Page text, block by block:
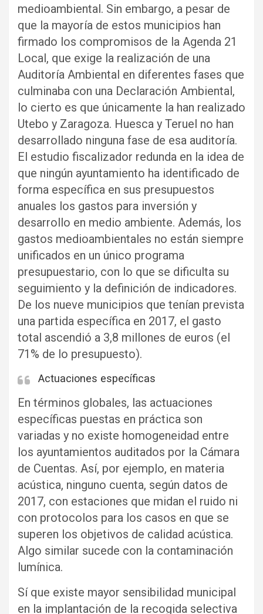
medioambiental. Sin embargo, a pesar de
que la mayoría de estos municipios han
firmado los compromisos de la Agenda 21
Local, que exige la realización de una
Auditoría Ambiental en diferentes fases que
culminaba con una Declaración Ambiental,
lo cierto es que únicamente la han realizado
Utebo y Zaragoza. Huesca y Teruel no han
desarrollado ninguna fase de esa auditoría.
El estudio fiscalizador redunda en la idea de
que ningún ayuntamiento ha identificado de
forma específica en sus presupuestos
anuales los gastos para inversión y
desarrollo en medio ambiente. Además, los
gastos medioambientales no están siempre
unificados en un único programa
presupuestario, con lo que se dificulta su
seguimiento y la definición de indicadores.
De los nueve municipios que tenían prevista
una partida específica en 2017, el gasto
total ascendió a 3,8 millones de euros (el
71% de lo presupuesto).
Actuaciones específicas
En términos globales, las actuaciones
específicas puestas en práctica son
variadas y no existe homogeneidad entre
los ayuntamientos auditados por la Cámara
de Cuentas. Así, por ejemplo, en materia
acústica, ninguno cuenta, según datos de
2017, con estaciones que midan el ruido ni
con protocolos para los casos en que se
superen los objetivos de calidad acústica.
Algo similar sucede con la contaminación
lumínica.
Sí que existe mayor sensibilidad municipal
en la implantación de la recogida selectiva